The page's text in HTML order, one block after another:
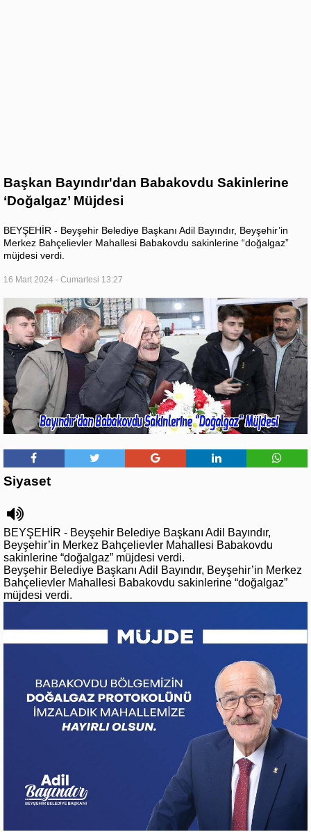
Başkan Bayındır'dan Babakovdu Sakinlerine
‘Doğalgaz’ Müjdesi
BEYŞEHİR - Beyşehir Belediye Başkanı Adil Bayındır, Beyşehir’in
Merkez Bahçelievler Mahallesi Babakovdu sakinlerine “doğalgaz”
müjdesi verdi.
16 Mart 2024 - Cumartesi 13:27
Siyaset
BEYŞEHİR - Beyşehir Belediye Başkanı Adil Bayındır,
Beyşehir’in Merkez Bahçelievler Mahallesi Babakovdu
sakinlerine “doğalgaz” müjdesi verdi.
Beyşehir Belediye Başkanı Adil Bayındır, Beyşehir’in Merkez
Bahçelievler Mahallesi Babakovdu sakinlerine “doğalgaz”
müjdesi verdi.